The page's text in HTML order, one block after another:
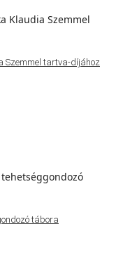
Szemmel tartva-díjához
tábora